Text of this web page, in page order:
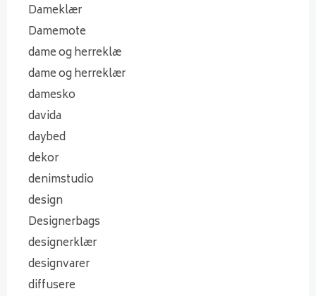
Dameklær
Damemote
dame og herreklæ
dame og herreklær
damesko
davida
daybed
dekor
denimstudio
design
Designerbags
designerklær
designvarer
diffusere